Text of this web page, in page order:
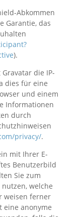
Abkommen
Garantie, das
).
die IP-
dies für eine
und einem
Informationen
durch
privacy/.
mit Ihrer E-
Benutzerbild
Sie zum
welche
weisen ferner
eine anonyme